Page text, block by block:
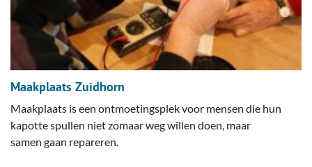
Maakplaats Zuidhorn
Maakplaats is een ontmoetingsplek voor mensen die hun
kapotte spullen niet zomaar weg willen doen, maar
samen gaan repareren.